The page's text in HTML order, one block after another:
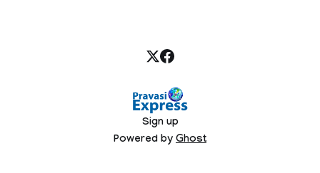
Sign up
Powered by Ghost